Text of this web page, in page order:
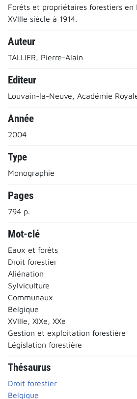
Forêts et propriétaires forestiers
XVIIIe siècle à 1914.
Auteur
TALLIER, Pierre-Alain
Editeur
Louvain-la-Neuve, Académie
Année
2004
Type
Monographie
Pages
794 p.
Mot-clé
Eaux et forêts
Droit forestier
Aliénation
Sylviculture
Communaux
Belgique
XVIIIe, XIXe, XXe
Gestion et exploitation forestière
Législation forestière
Thésaurus
Droit forestier
Belgique